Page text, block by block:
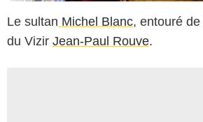
Le sultan Michel Blanc, entouré de
du Vizir Jean-Paul Rouve.